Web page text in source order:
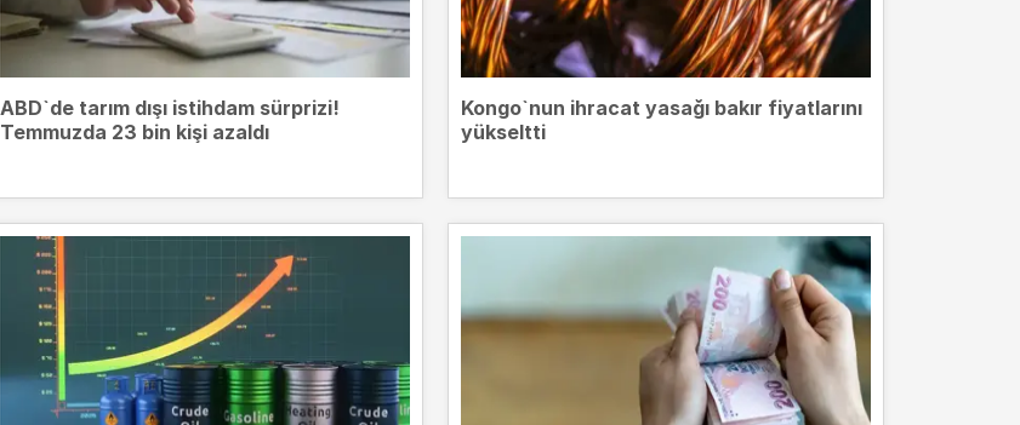
ABD`de tarım dışı istihdam sürprizi!
Temmuzda 23 bin kişi azaldı
Kongo`nun ihracat yasağı bakır fiyatlarını
yükseltti